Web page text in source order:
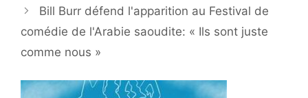
Bill Burr défend l'apparition au Festival de
comédie de l'Arabie saoudite: « Ils sont juste
comme nous »